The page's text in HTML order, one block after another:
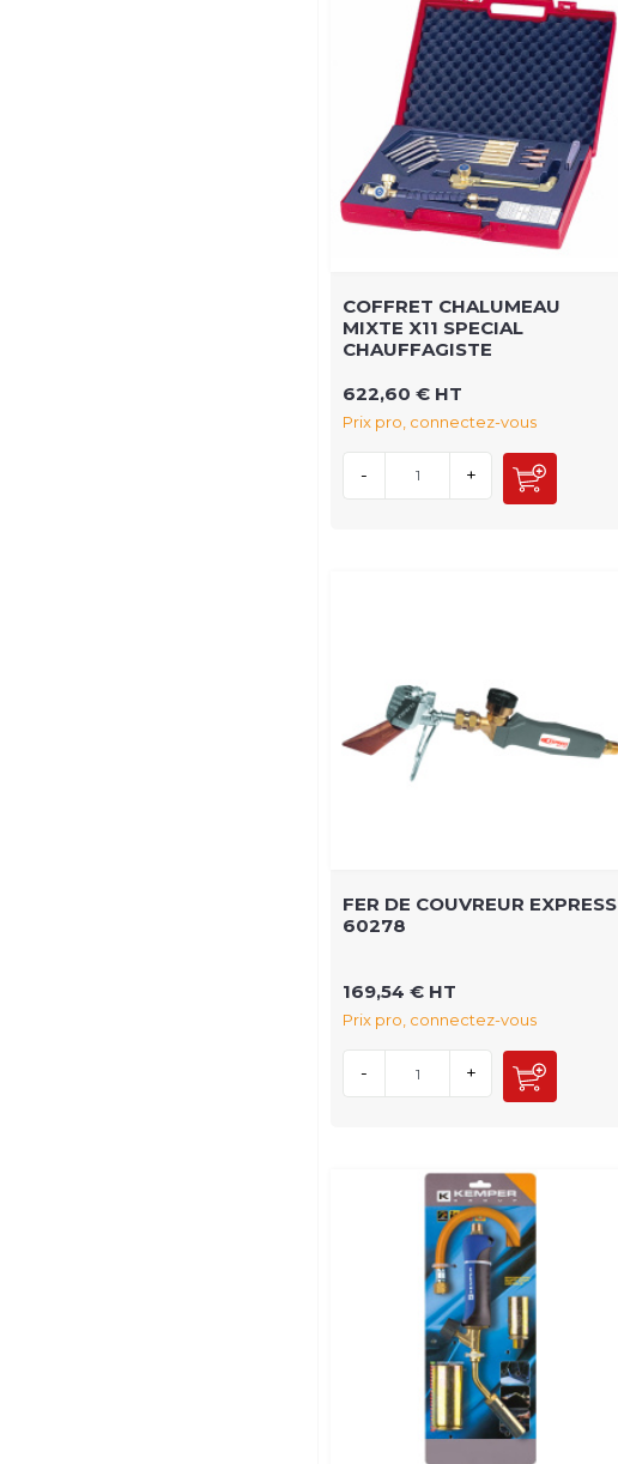
COFFRET CHALUMEAU
MIXTE X11 SPECIAL
CHAUFFAGISTE
622,60 € HT
Prix pro, connectez-vous
- +
FER DE COUVREUR EXPRESS
60278
169,54 € HT
Prix pro, connectez-vous
- +